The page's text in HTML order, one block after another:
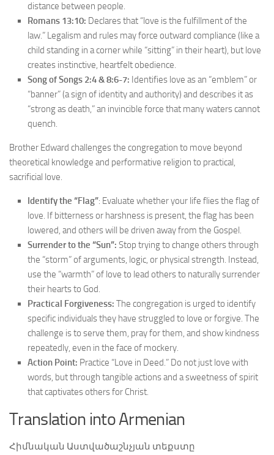
distance between people.
Romans 13:10: Declares that “love is the fulfillment of the
law.” Legalism and rules may force outward compliance (like a
child standing in a corner while “sitting” in their heart), but love
creates instinctive, heartfelt obedience.
Song of Songs 2:4 & 8:6-7: Identifies love as an “emblem” or
“banner” (a sign of identity and authority) and describes it as
“strong as death,” an invincible force that many waters cannot
quench.
Brother Edward challenges the congregation to move beyond
theoretical knowledge and performative religion to practical,
sacrificial love.
Identify the “Flag”: Evaluate whether your life flies the flag of
love. If bitterness or harshness is present, the flag has been
lowered, and others will be driven away from the Gospel.
Surrender to the “Sun”: Stop trying to change others through
the “storm” of arguments, logic, or physical strength. Instead,
use the “warmth” of love to lead others to naturally surrender
their hearts to God.
Practical Forgiveness: The congregation is urged to identify
specific individuals they have struggled to love or forgive. The
challenge is to serve them, pray for them, and show kindness
repeatedly, even in the face of mockery.
Action Point: Practice “Love in Deed.” Do not just love with
words, but through tangible actions and a sweetness of spirit
that captivates others for Christ.
Translation into Armenian
Հիմնական Աստվածաշնչյան տեքստը